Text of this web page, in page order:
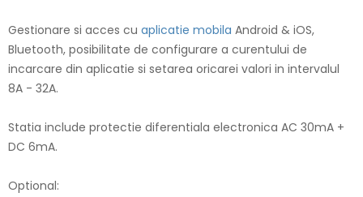
Gestionare si acces cu aplicatie mobila Android & iOS,
Bluetooth, posibilitate de configurare a curentului de
incarcare din aplicatie si setarea oricarei valori in intervalul
8A - 32A.
Statia include protectie diferentiala electronica AC 30mA +
DC 6mA.
Optional: